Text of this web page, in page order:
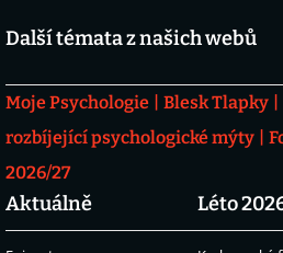
Další témata z našich webů
Moje Psychologie Blesk Tlapky
rozbíjející psychologické mýty
2026/27
Aktuálně Léto